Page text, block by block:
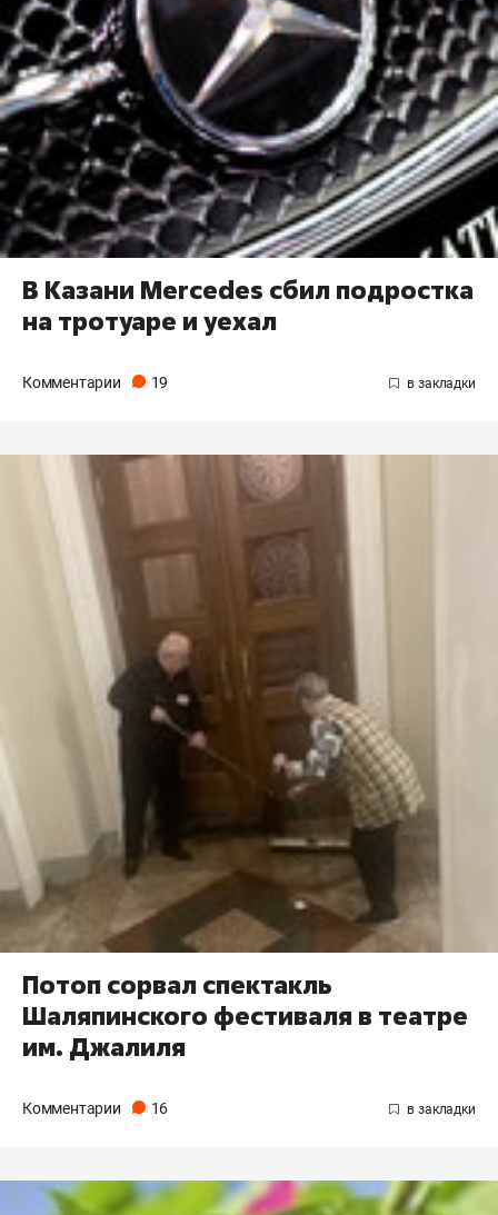
В Казани Mercedes сбил подростка
на тротуаре и уехал
Комментарии 19
Потоп сорвал спектакль
Шаляпинского фестиваля в театре
им. Джалиля
Комментарии 16